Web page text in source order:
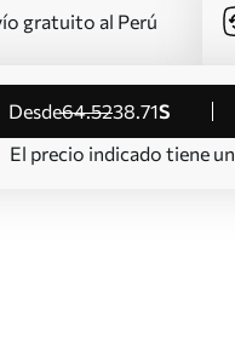
gratuito al Perú
desde64.5238.71S
El precio indicado tiene un